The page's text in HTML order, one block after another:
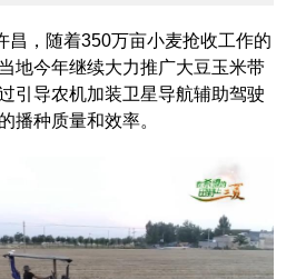
，随着350万亩小麦抢收工作的
地今年继续大力推广大豆玉米带
引导农机加装卫星导航辅助驾驶
播种质量和效率。